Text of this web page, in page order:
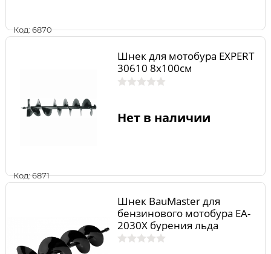
Код: 6870
Код: 6871
Шнек для мотобура EXPERT
30610 8х100см
Нет в наличии
Шнек BauMaster для
бензинового мотобура EA-
2030X бурения льда